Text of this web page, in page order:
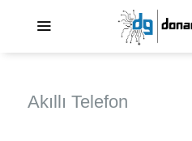
Akıllı Telefon